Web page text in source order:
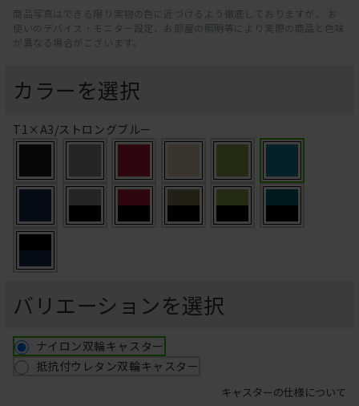
商品写真はできる限り実物の色に近づけるよう徹底しておりますが、 お
使いのデバイス・モニター設定、お部屋の照明等により実際の商品と色味
が異なる場合がございます。
カラーを選択
T1×A3/ストロングブルー
バリエーションを選択
ナイロン双輪キャスター
抵抗付ウレタン双輪キャスター
キャスターの仕様について